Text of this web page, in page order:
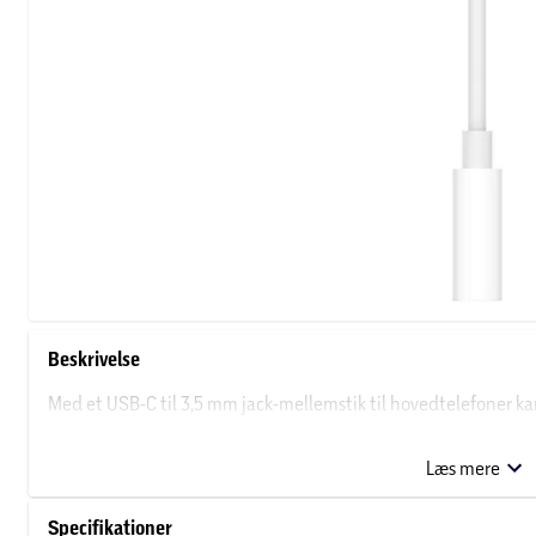
Beskrivelse
Med et USB-C til 3,5 mm jack-mellemstik til hovedtelefoner
Læs mere
Specifikationer